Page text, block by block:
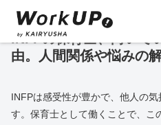
INFPの保育士、向いて
由。人間関係や悩みの
INFPは感受性が豊かで、他人の
す。保育士として働くことで、こ